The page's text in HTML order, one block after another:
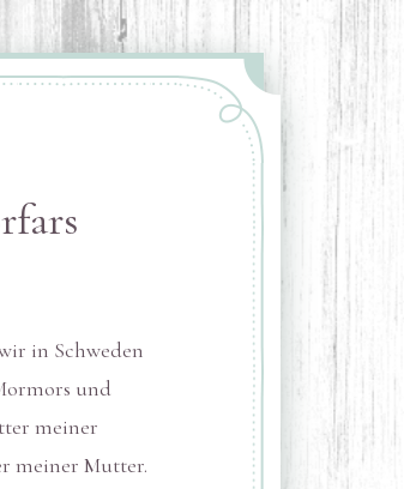
in Schweden
und
meiner
meiner Mutter.